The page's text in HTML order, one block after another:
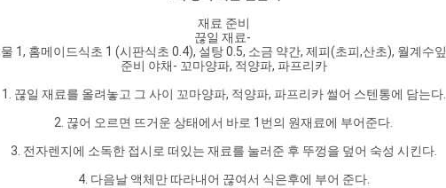
재료 준비
끊일 재료-
물 1, 홈메이드식초 1 (시판식초 0.4), 설탕 0.5, 소금 약간, 제피(초피,산초), 월계수잎
준비 야채- 꼬마양파, 적양파, 파프리카
1. 끊일 재료를 올려놓고 그 사이 꼬마양파, 적양파, 파프리카 썰어 스텐통에 담는다.
2. 끊어 오르면 뜨거운 상태에서 바로 1번의 원재료에 부어준다.
3. 전자렌지에 소독한 접시로 떠있는 재료를 눌러준 후 뚜껑을 덮어 숙성 시킨다.
4. 다음날 액체만 따라내어 끊여서 식은후에 부어 준다.